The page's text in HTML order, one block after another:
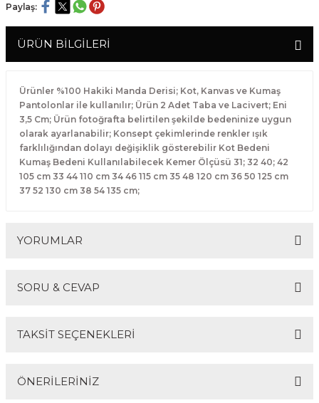
Paylaş:
ÜRÜN BİLGİLERİ
Ürünler %100 Hakiki Manda Derisi; Kot, Kanvas ve Kumaş
Pantolonlar ile kullanılır; Ürün 2 Adet Taba ve Lacivert; Eni
3,5 Cm; Ürün fotoğrafta belirtilen şekilde bedeninize uygun
olarak ayarlanabilir; Konsept çekimlerinde renkler ışık
farklılığından dolayı değişiklik gösterebilir Kot Bedeni
Kumaş Bedeni Kullanılabilecek Kemer Ölçüsü 31; 32 40; 42
105 cm 33 44 110 cm 34 46 115 cm 35 48 120 cm 36 50 125 cm
37 52 130 cm 38 54 135 cm;
YORUMLAR
SORU & CEVAP
TAKSİT SEÇENEKLERİ
ÖNERİLERİNİZ